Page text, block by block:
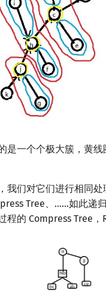
是一个个极大簇，黄
我们对它们进行相同
Tree、……如此递
程的 Compress Tree，